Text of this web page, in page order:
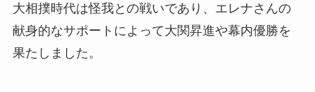
大相撲時代は怪我との戦いであり、エレナさんの
献身的なサポートによって大関昇進や幕内優勝を
果たしました。